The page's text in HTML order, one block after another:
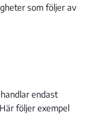
som följer av
endast
följer exempel